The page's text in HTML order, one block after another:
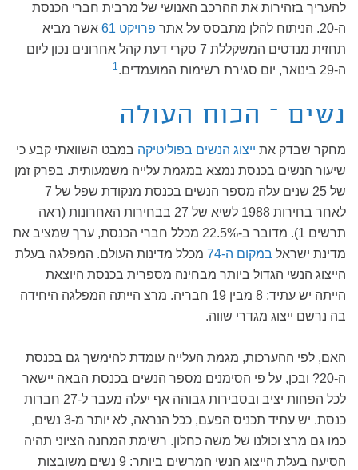
להעריך בזהירות את ההרכב האנושי של מרבית חברי הכנסת
ה-20. הניתוח להלן מתבסס על אתר
פרויקט 61
אשר מביא
תחזית מנדטים המשקללת 7 סקרי דעת קהל אחרונים נכון ליום
ה-29 בינואר, יום סגירת רשימות המועמדים.
1
נשים – הכוח העולה
מחקר שבדק את ייצוג הנשים בפוליטיקה במבט השוואתי קבע כי
שיעור הנשים בכנסת נמצא במגמת עלייה משמעותית. בפרק זמן
של 25 שנים עלה מספר הנשים בכנסת מנקודת שפל של 7
לאחר בחירות 1988 לשיא של 27 בבחירות האחרונות (ראה
תרשים 1). מדובר ב-22.5% מכלל חברי הכנסת, ערך שמציב את
מדינת ישראל במקום ה-74
מכלל מדינות העולם. המפלגה בעלת
הייצוג הנשי הגדול ביותר מבחינה מספרית בכנסת היוצאת
הייתה יש עתיד: 8 מבין 19 חבריה. מרצ הייתה המפלגה היחידה
בה נרשם ייצוג מגדרי שווה.
האם, לפי ההערכות, מגמת העלייה עומדת להימשך גם בכנסת
ה-20? ובכן, על פי הסימנים מספר הנשים בכנסת הבאה יישאר
לכל הפחות יציב ובסבירות גבוהה אף יעלה מעבר ל-27 חברות
כנסת. יש עתיד תכניס הפעם, ככל הנראה, לא יותר מ-3 נשים,
כמו גם מרצ וכולנו של משה כחלון. רשימת המחנה הציוני תהיה
הסיעה בעלת הייצוג הנשי המרשים ביותר: 9 נשים משובצות